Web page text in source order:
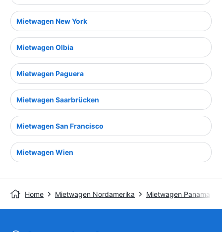
Mietwagen New York
Mietwagen Olbia
Mietwagen Paguera
Mietwagen Saarbrücken
Mietwagen San Francisco
Mietwagen Wien
Home Mietwagen Nordamerika Mietwagen Panama